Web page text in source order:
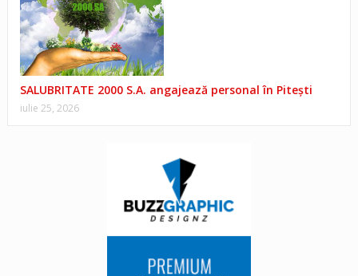
SALUBRITATE 2000 S.A. angajează personal în Pitești
iulie 25, 2026